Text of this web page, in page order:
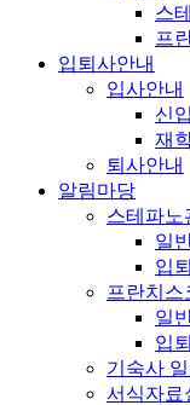
스
프
입퇴사안내
입사안내
신
재
퇴사안내
알림마당
스테파노
일
입
프란치스
일
입
기숙사
서식자료